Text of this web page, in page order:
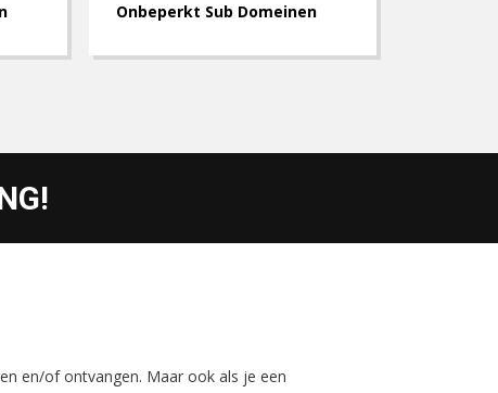
Onbeperkt Sub Domeinen
en/of ontvangen. Maar ook als je een